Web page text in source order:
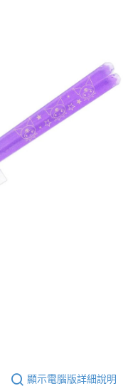
顯示電腦版詳細說明